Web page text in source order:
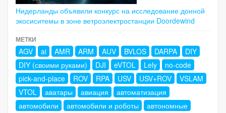
Нидерланды объявили конкурс на исследование донной
экосиситемы в зоне ветроэлектростанции Doordewind
МЕТКИ
AGV ai AMR ARM AUV BVLOS DARPA
DIY
DIY (своими руками)
DJI eVTOL Lely
no-code
pick-and-place
ROV RPA USV USV+ROV
VSLAM
VTOL
аватары авиация
автоматизация
автомобили
автомобили и роботы
автономные